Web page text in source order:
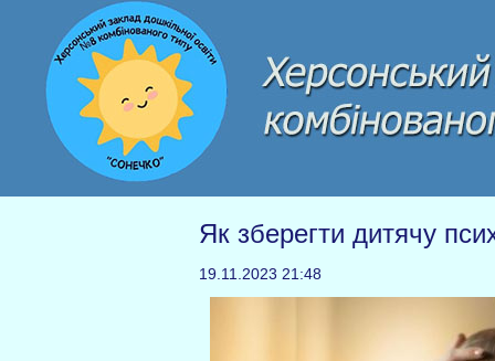
Як зберегти дитячу
19.11.2023 21:48